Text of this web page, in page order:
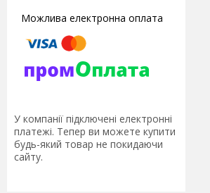
У компанії підключені електронні
платежі. Тепер ви можете купити
будь-який товар не покидаючи
сайту.